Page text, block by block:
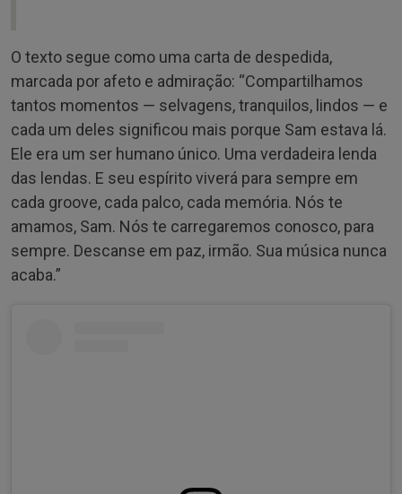
O texto segue como uma carta de despedida,
marcada por afeto e admiração: “Compartilhamos
tantos momentos — selvagens, tranquilos, lindos — e
cada um deles significou mais porque Sam estava lá.
Ele era um ser humano único. Uma verdadeira lenda
das lendas. E seu espírito viverá para sempre em
cada groove, cada palco, cada memória. Nós te
amamos, Sam. Nós te carregaremos conosco, para
sempre. Descanse em paz, irmão. Sua música nunca
acaba.”